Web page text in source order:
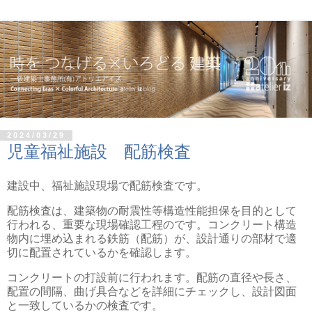
2024/03/29
児童福祉施設 配筋検査
建設中、福祉施設現場で配筋検査です。
配筋検査は、建築物の耐震性等構造性能担保を目的として
行われる、重要な現場確認工程のです。コンクリート構造
物内に埋め込まれる鉄筋（配筋）が、設計通りの部材で適
切に配置されているかを確認します。
コンクリートの打設前に行われます。配筋の直径や長さ、
配置の間隔、曲げ具合などを詳細にチェックし、設計図面
と一致しているかの検査です。